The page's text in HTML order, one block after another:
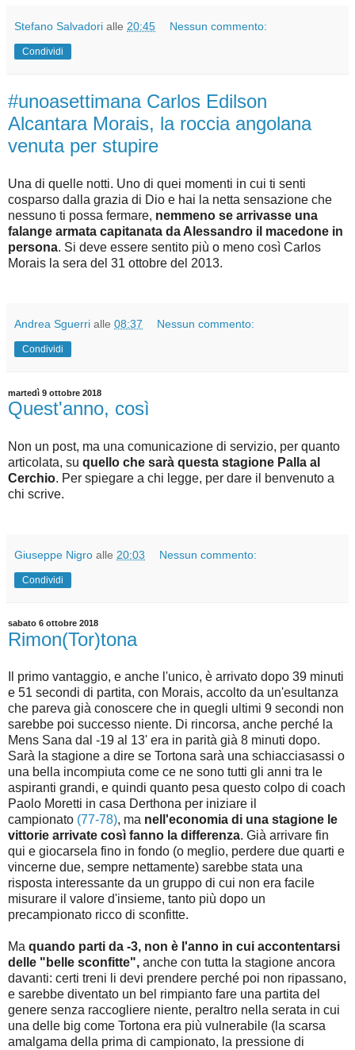
Stefano Salvadori alle 20:45 Nessun commento:
Condividi
#unoasettimana Carlos Edilson
Alcantara Morais, la roccia angolana
venuta per stupire
Una di quelle notti. Uno di quei momenti in cui ti senti
cosparso dalla grazia di Dio e hai la netta sensazione che
nessuno ti possa fermare, nemmeno se arrivasse una
falange armata capitanata da Alessandro il macedone in
persona. Si deve essere sentito più o meno così Carlos
Morais la sera del 31 ottobre del 2013.
Andrea Sguerri alle 08:37 Nessun commento:
Condividi
martedì 9 ottobre 2018
Quest'anno, così
Non un post, ma una comunicazione di servizio, per quanto
articolata, su quello che sarà questa stagione Palla al
Cerchio. Per spiegare a chi legge, per dare il benvenuto a
chi scrive.
Giuseppe Nigro alle 20:03 Nessun commento:
Condividi
sabato 6 ottobre 2018
Rimon(Tor)tona
Il primo vantaggio, e anche l'unico, è arrivato dopo 39 minuti
e 51 secondi di partita, con Morais, accolto da un'esultanza
che pareva già conoscere che in quegli ultimi 9 secondi non
sarebbe poi successo niente. Di rincorsa, anche perché la
Mens Sana dal -19 al 13' era in parità già 8 minuti dopo.
Sarà la stagione a dire se Tortona sarà una schiacciasassi o
una bella incompiuta come ce ne sono tutti gli anni tra le
aspiranti grandi, e quindi quanto pesa questo colpo di coach
Paolo Moretti in casa Derthona per iniziare il
campionato (77-78), ma nell'economia di una stagione le
vittorie arrivate così fanno la differenza. Già arrivare fin
qui e giocarsela fino in fondo (o meglio, perdere due quarti e
vincerne due, sempre nettamente) sarebbe stata una
risposta interessante da un gruppo di cui non era facile
misurare il valore d'insieme, tanto più dopo un
precampionato ricco di sconfitte.
Ma quando parti da -3, non è l'anno in cui accontentarsi
delle "belle sconfitte", anche con tutta la stagione ancora
davanti: certi treni li devi prendere perché poi non ripassano,
e sarebbe diventato un bel rimpianto fare una partita del
genere senza raccogliere niente, peraltro nella serata in cui
una delle big come Tortona era più vulnerabile (la scarsa
amalgama della prima di campionato, la pressione di